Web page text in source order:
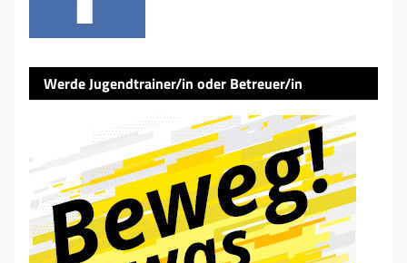
Werde Jugendtrainer/in oder Betreuer/in